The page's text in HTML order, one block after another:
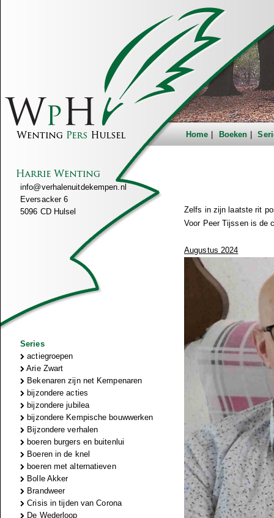
Home Boeken
info@verhalenuitdekempen.nl
Eversacker 6
5096 CD Hulsel
Series
actiegroepen
Arie Zwart
Bekenaren zijn net Kempenaren
bijzondere acties
bijzondere jubilea
bijzondere Kempische bouwwerken
Bijzondere verhalen
boeren burgers en buitenlui
Boeren in de knel
boeren met alternatieven
Bolle Akker
Brandweer
Crisis in tijden van Corona
De Wederloop
Zelfs in zijn laatste rit
Voor Peer Tijssen is de
Augustus 2024